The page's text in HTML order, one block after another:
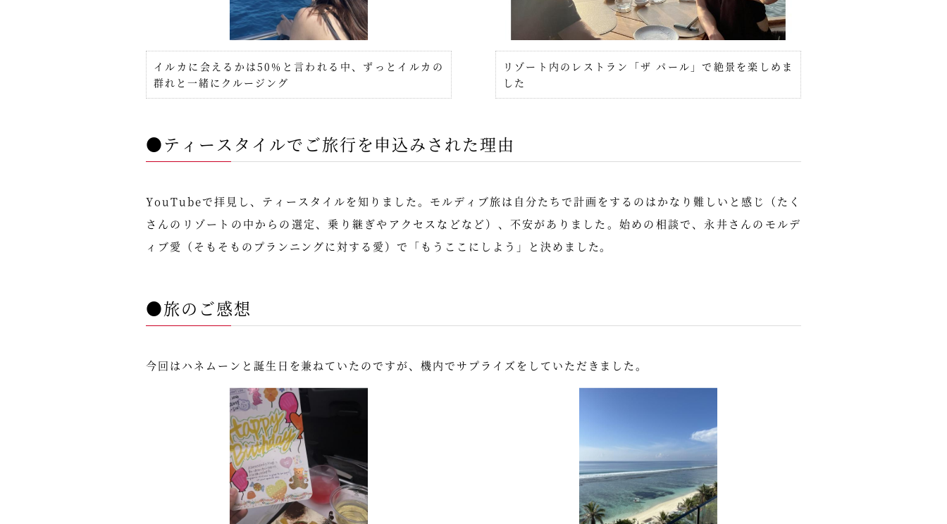
イルカに会えるかは50%と言われる中、ずっとイルカの
群れと一緒にクルージング
リゾート内のレストラン「ザ パール」で絶景を楽しめま
した
●ティースタイルでご旅行を申込みされた理由
YouTubeで拝見し、ティースタイルを知りました。モルディブ旅は自分たちで計画をするのはかなり難しいと感じ（たく
さんのリゾートの中からの選定、乗り継ぎやアクセスなどなど）、不安がありました。始めの相談で、永井さんのモルデ
ィブ愛（そもそものプランニングに対する愛）で「もうここにしよう」と決めました。
●旅のご感想
今回はハネムーンと誕生日を兼ねていたのですが、機内でサプライズをしていただきました。